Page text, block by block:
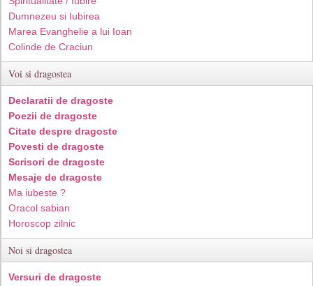
Dumnezeu si Iubirea
Marea Evanghelie a lui Ioan
Colinde de Craciun
Voi si dragostea
Declaratii de dragoste
Poezii de dragoste
Citate despre dragoste
Povesti de dragoste
Scrisori de dragoste
Mesaje de dragoste
Ma iubeste ?
Oracol sabian
Horoscop zilnic
Noi si dragostea
Versuri de dragoste